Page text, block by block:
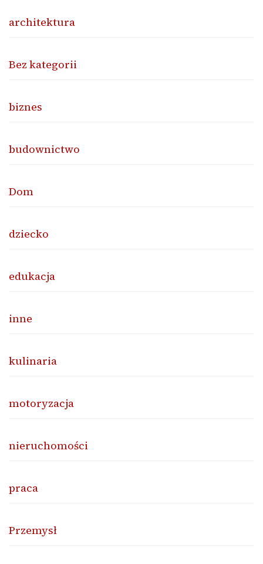
architektura
Bez kategorii
biznes
budownictwo
Dom
dziecko
edukacja
inne
kulinaria
motoryzacja
nieruchomości
praca
Przemysł